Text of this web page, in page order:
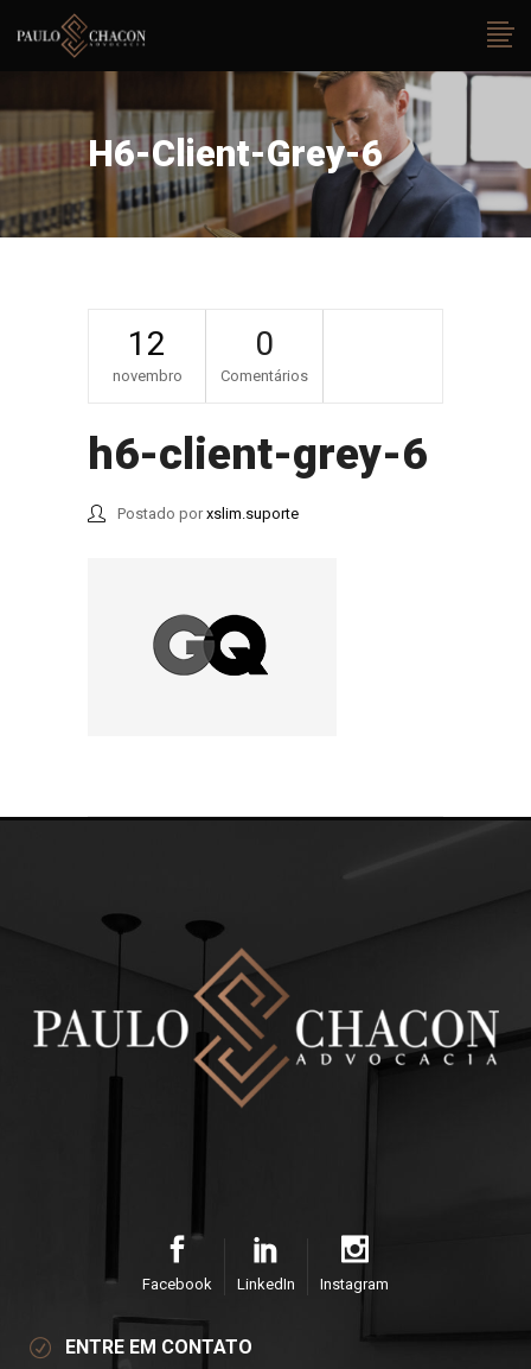
H6-Client-Grey-6
12
novembro
0
Comentários
h6-client-grey-6
Postado por xslim.suporte
Facebook LinkedIn Instagram
ENTRE EM CONTATO